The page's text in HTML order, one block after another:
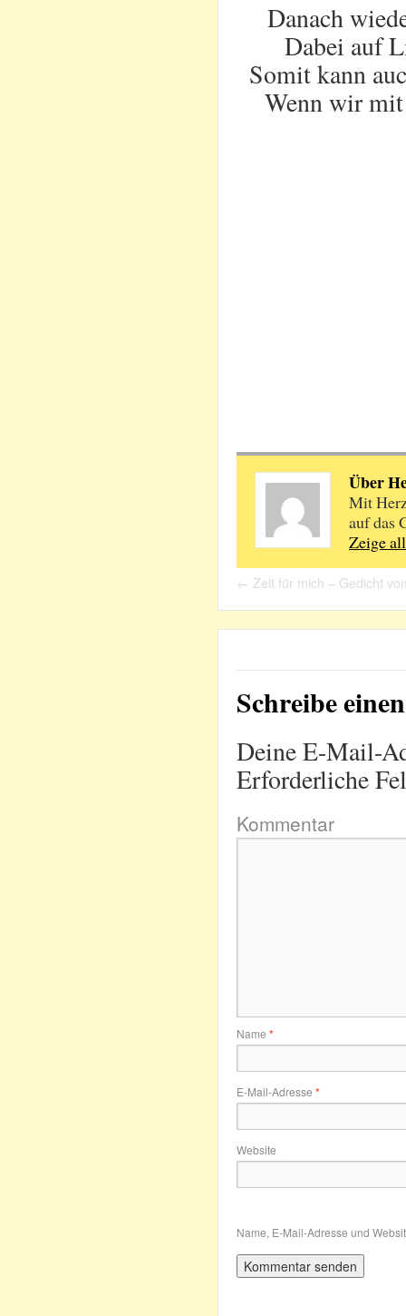
Danach
Dabei auf
Somit kann
Wenn wir mit
Über
Mit
auf das
Zeige
← Zeit für mich – Gedicht
Schreibe
Deine E-Mail-
Erforderliche
Kommentar
Name *
E-Mail-Adresse *
Website
Name, E-Mail-Adresse und